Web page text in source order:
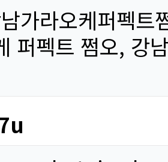
가라오케퍼펙트
퍼펙트 쩜오, 강